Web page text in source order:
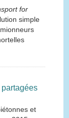
for
simple
et